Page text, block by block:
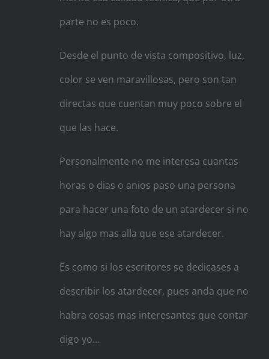
parte no es poco.
Desde el punto de vista compositivo, luz,
color se ven maravillosas, pero son tan
directas que cuentan muy poco sobre el
que las hace.
Personalmente no me interesa cuantas
horas o dias o anios paso una persona
para hacer una foto de un atardecer si no
hay algo mas alla que ese atardecer.
Es como si los escritores se dedicases a
describir los atardecer, pues anda que no
habra cosas mas interesantes que contar
digo yo…